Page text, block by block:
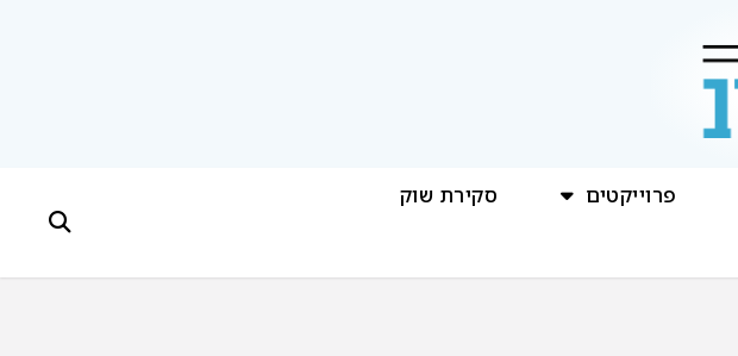
פרוייקטים
סקירת שוק